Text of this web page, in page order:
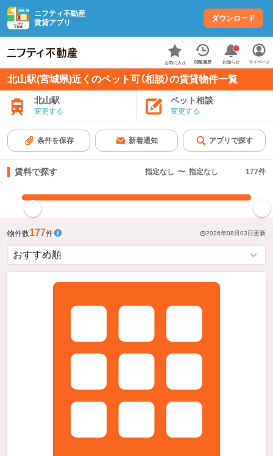
ニフティ不動産
賃貸アプリ
ダウンロード
お気に入り 閲覧履歴 お知らせ マイページ
北山駅(宮城県)近くのペット可（相談）の賃貸物件一覧
北山駅
変更する
ペット相談
変更する
条件を保存 新着通知 アプリで探す
賃料で探す 指定なし 〜 指定なし 177件
物件数177件 2026年08月03日更新